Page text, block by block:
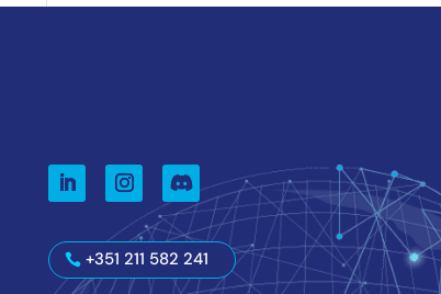
+351 211 582 241